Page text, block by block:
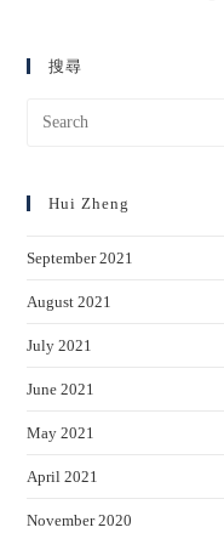
搜尋
Hui Zheng
September 2021
August 2021
July 2021
June 2021
May 2021
April 2021
November 2020